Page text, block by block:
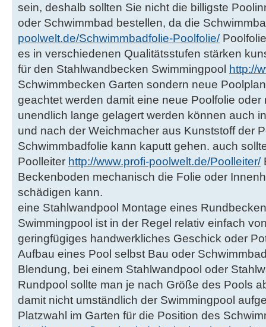
sein, deshalb sollten Sie nicht die billigste
oder Schwimmbad bestellen, da die
poolwelt.de/Schwimmbadfolie-Poolfolie/
es in verschiedenen Qualitätsstufen stärken
für den Stahlwandbecken Swimmingpool http://
Schwimmbecken Garten sondern neue
geachtet werden damit eine neue Poolfolie oder
unendlich lange gelagert werden können auch
und nach der Weichmacher aus Kunststoff der
Schwimmbadfolie kann kaputt gehen. auch
Poolleiter http://www.profi-poolwelt.de/Poolleiter/
Beckenboden mechanisch die Folie oder
schädigen kann.
eine Stahlwandpool Montage eines
Swimmingpool ist in der Regel relativ einfach
geringfügiges handwerkliches Geschick oder
Aufbau eines Pool selbst Bau oder
Blendung, bei einem Stahlwandpool oder
Rundpool sollte man je nach Größe des Pools
damit nicht umständlich der Swimmingpool
Platzwahl im Garten für die Position des